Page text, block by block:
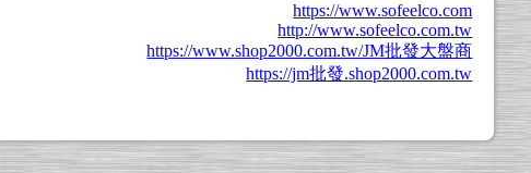
https://www.sofeelco.com
http://www.sofeelco.com.tw
https://www.shop2000.com.tw/JM批發大盤商
https://jm批發.shop2000.com.tw